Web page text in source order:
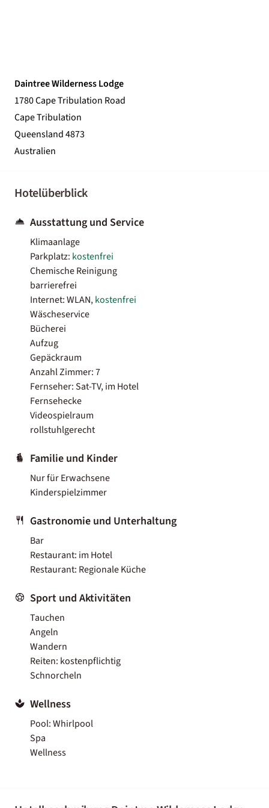
Daintree Wilderness Lodge
1780 Cape Tribulation Road
Cape Tribulation
Queensland 4873
Australien
Hotelüberblick
Ausstattung und Service
Klimaanlage
Parkplatz: kostenfrei
Chemische Reinigung
barrierefrei
Internet: WLAN,kostenfrei
Wäscheservice
Bücherei
Aufzug
Gepäckraum
Anzahl Zimmer: 7
Fernseher: Sat-TV, im Hotel
Fernsehecke
Videospielraum
rollstuhlgerecht
Familie und Kinder
Nur für Erwachsene
Kinderspielzimmer
Gastronomie und Unterhaltung
Bar
Restaurant: im Hotel
Restaurant: Regionale Küche
Sport und Aktivitäten
Tauchen
Angeln
Wandern
Reiten: kostenpflichtig
Schnorcheln
Wellness
Pool: Whirlpool
Spa
Wellness